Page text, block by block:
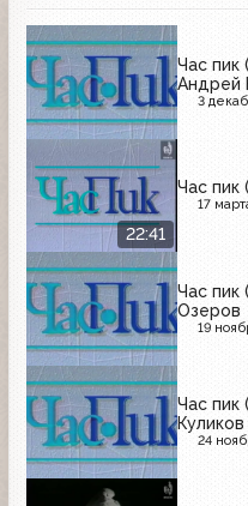
Час пик
Андрей
3
22:41
Час пик
17
Час пик
Озеров
19
Час пик
Куликов
24